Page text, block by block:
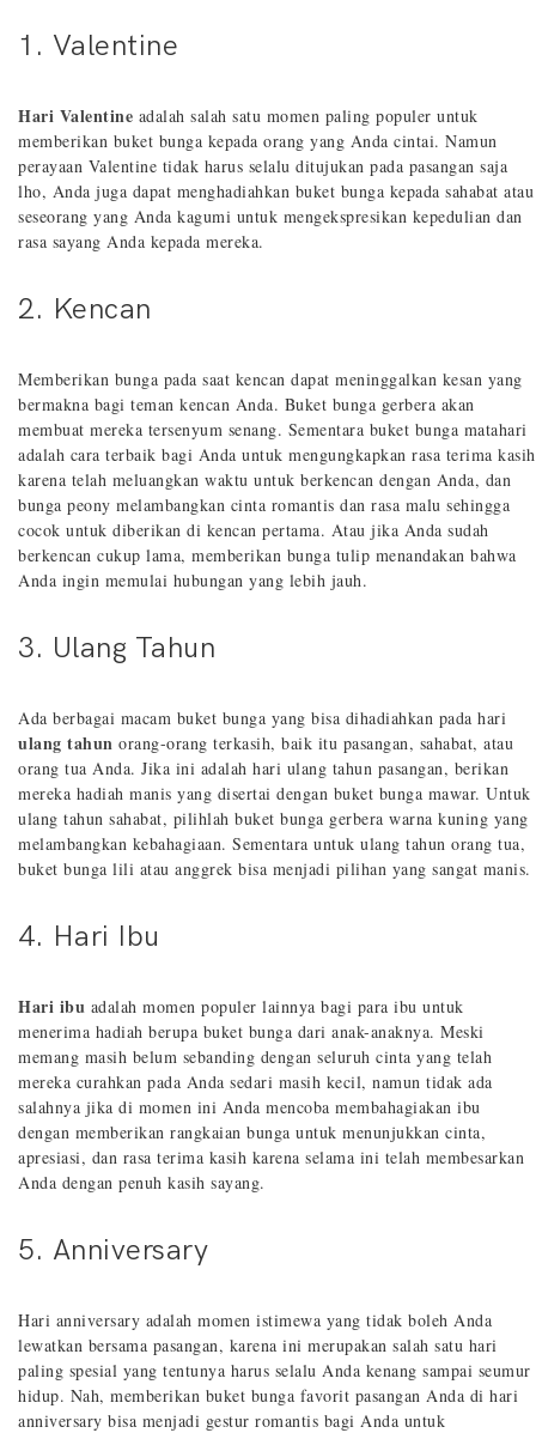
1. Valentine
Hari Valentine adalah salah satu momen paling populer untuk
memberikan buket bunga kepada orang yang Anda cintai. Namun
perayaan Valentine tidak harus selalu ditujukan pada pasangan saja
lho, Anda juga dapat menghadiahkan buket bunga kepada sahabat atau
seseorang yang Anda kagumi untuk mengekspresikan kepedulian dan
rasa sayang Anda kepada mereka.
2. Kencan
Memberikan bunga pada saat kencan dapat meninggalkan kesan yang
bermakna bagi teman kencan Anda. Buket bunga gerbera akan
membuat mereka tersenyum senang. Sementara buket bunga matahari
adalah cara terbaik bagi Anda untuk mengungkapkan rasa terima kasih
karena telah meluangkan waktu untuk berkencan dengan Anda, dan
bunga peony melambangkan cinta romantis dan rasa malu sehingga
cocok untuk diberikan di kencan pertama. Atau jika Anda sudah
berkencan cukup lama, memberikan bunga tulip menandakan bahwa
Anda ingin memulai hubungan yang lebih jauh.
3. Ulang Tahun
Ada berbagai macam buket bunga yang bisa dihadiahkan pada hari
ulang tahun orang-orang terkasih, baik itu pasangan, sahabat, atau
orang tua Anda. Jika ini adalah hari ulang tahun pasangan, berikan
mereka hadiah manis yang disertai dengan buket bunga mawar. Untuk
ulang tahun sahabat, pilihlah buket bunga gerbera warna kuning yang
melambangkan kebahagiaan. Sementara untuk ulang tahun orang tua,
buket bunga lili atau anggrek bisa menjadi pilihan yang sangat manis.
4. Hari Ibu
Hari ibu adalah momen populer lainnya bagi para ibu untuk
menerima hadiah berupa buket bunga dari anak-anaknya. Meski
memang masih belum sebanding dengan seluruh cinta yang telah
mereka curahkan pada Anda sedari masih kecil, namun tidak ada
salahnya jika di momen ini Anda mencoba membahagiakan ibu
dengan memberikan rangkaian bunga untuk menunjukkan cinta,
apresiasi, dan rasa terima kasih karena selama ini telah membesarkan
Anda dengan penuh kasih sayang.
5. Anniversary
Hari anniversary adalah momen istimewa yang tidak boleh Anda
lewatkan bersama pasangan, karena ini merupakan salah satu hari
paling spesial yang tentunya harus selalu Anda kenang sampai seumur
hidup. Nah, memberikan buket bunga favorit pasangan Anda di hari
anniversary bisa menjadi gestur romantis bagi Anda untuk